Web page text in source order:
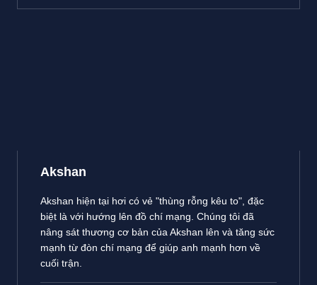
Akshan
Akshan hiện tại hơi có vẻ "thùng rỗng kêu to", đặc
biệt là với hướng lên đồ chí mạng. Chúng tôi đã
nâng sát thương cơ bản của Akshan lên và tăng sức
mạnh từ đòn chí mạng để giúp anh mạnh hơn về
cuối trận.